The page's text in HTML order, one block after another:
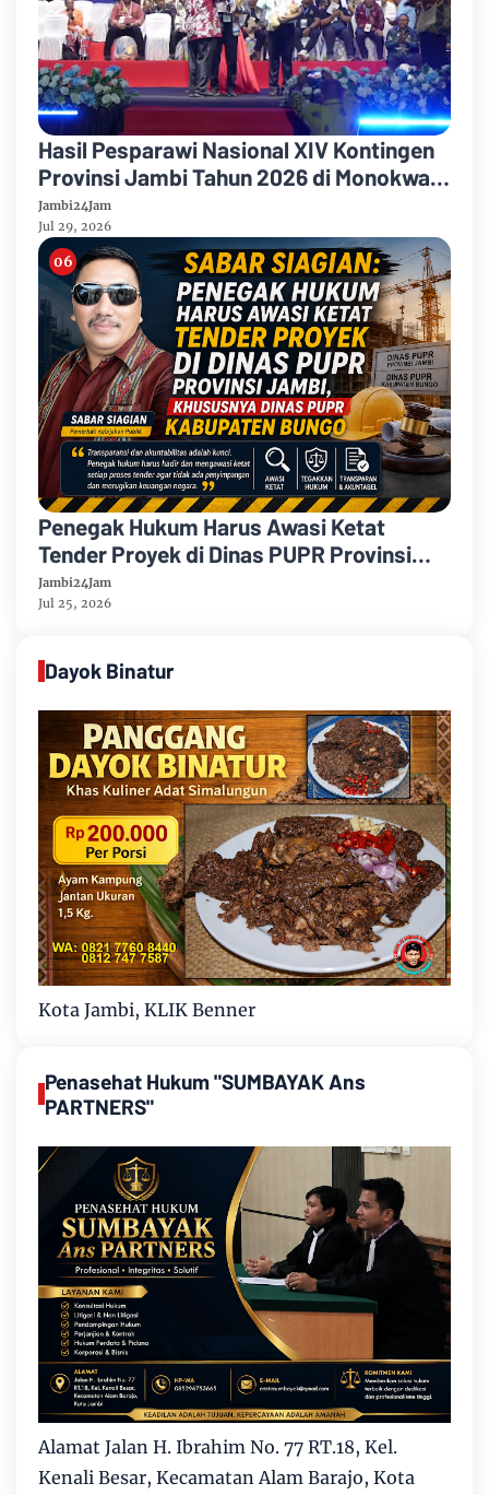
Hasil Pesparawi Nasional XIV Kontingen
Provinsi Jambi Tahun 2026 di Monokwari
Papua Barat
Jambi24Jam
Jul 29, 2026
Penegak Hukum Harus Awasi Ketat
Tender Proyek di Dinas PUPR Provinsi
Jambi, Khususnya Dinas PUPR
Kabupaten Bungo
Jambi24Jam
Jul 25, 2026
Dayok Binatur
Kota Jambi, KLIK Benner
Penasehat Hukum "SUMBAYAK Ans
PARTNERS"
Alamat Jalan H. Ibrahim No. 77 RT.18, Kel.
Kenali Besar, Kecamatan Alam Barajo, Kota